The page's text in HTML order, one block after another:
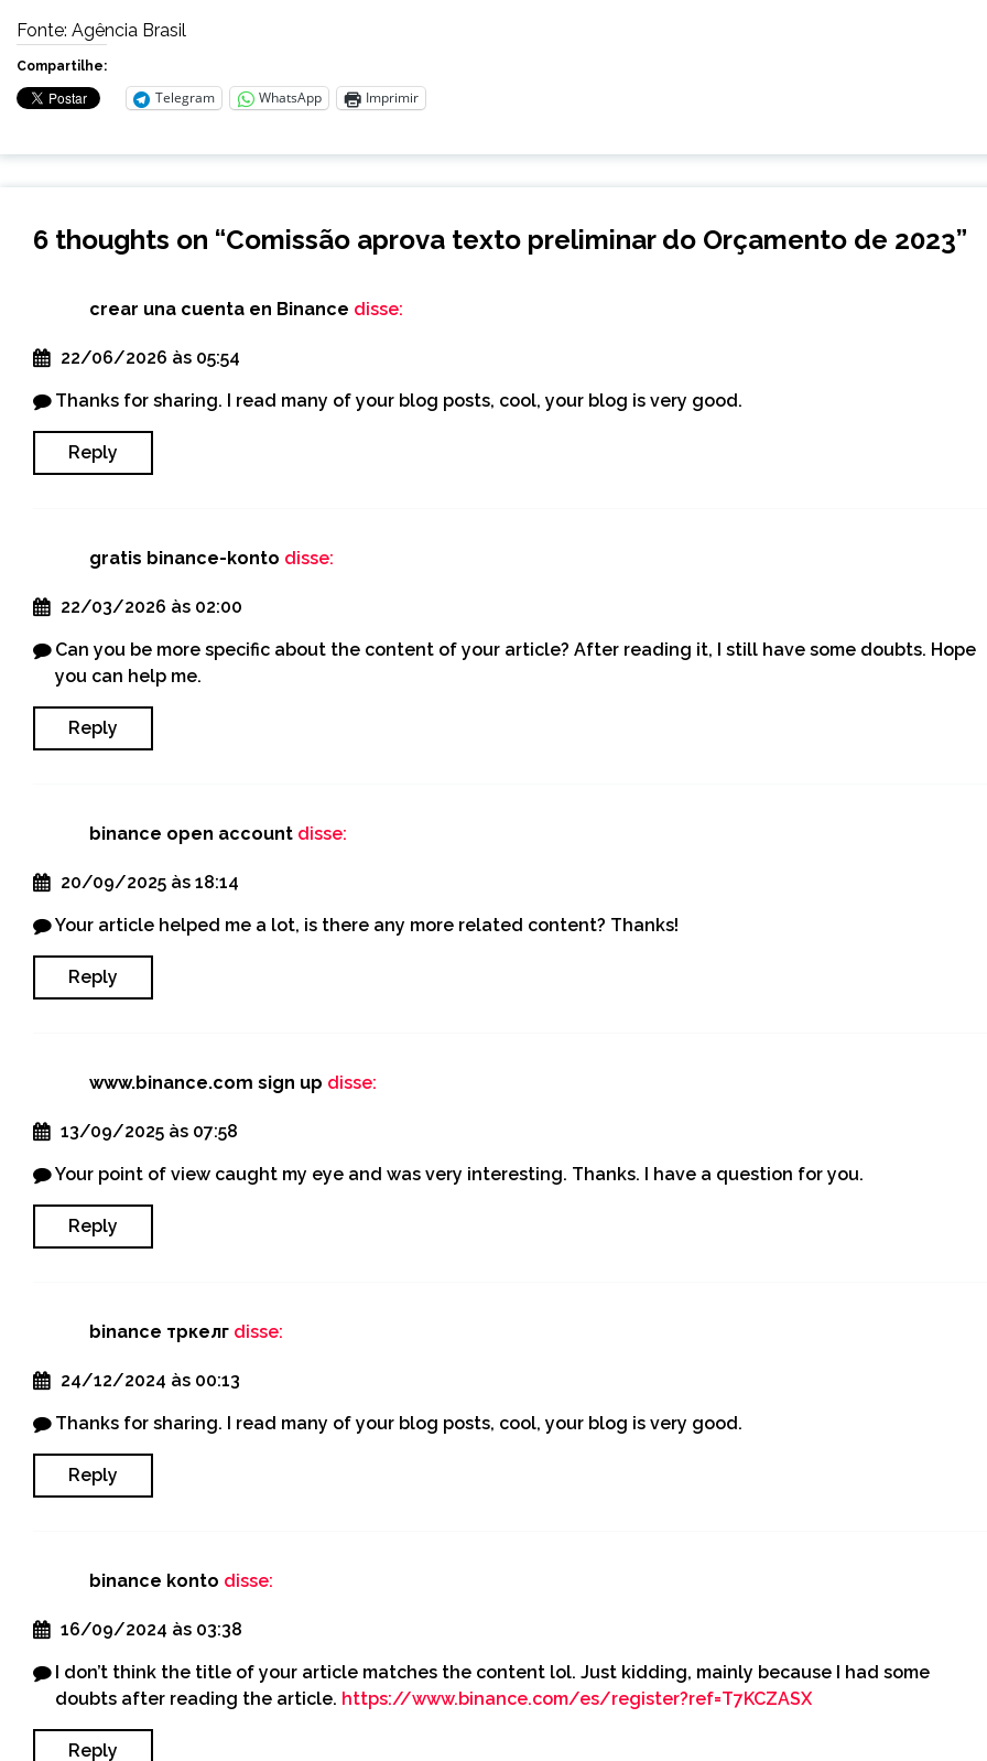
Fonte: Agência Brasil
Compartilhe:
Telegram WhatsApp Imprimir
6 thoughts on “Comissão aprova texto preliminar do Orçamento de 2023”
crear una cuenta en Binance disse:
22/06/2026 às 05:54
Thanks for sharing. I read many of your blog posts, cool, your blog is very good.
Reply
gratis binance-konto disse:
22/03/2026 às 02:00
Can you be more specific about the content of your article? After reading it, I still have some doubts. Hope
you can help me.
Reply
binance open account disse:
20/09/2025 às 18:14
Your article helped me a lot, is there any more related content? Thanks!
Reply
www.binance.com sign up disse:
13/09/2025 às 07:58
Your point of view caught my eye and was very interesting. Thanks. I have a question for you.
Reply
binance тркелг disse:
24/12/2024 às 00:13
Thanks for sharing. I read many of your blog posts, cool, your blog is very good.
Reply
binance konto disse:
16/09/2024 às 03:38
I don’t think the title of your article matches the content lol. Just kidding, mainly because I had some
doubts after reading the article. https://www.binance.com/es/register?ref=T7KCZASX
Reply